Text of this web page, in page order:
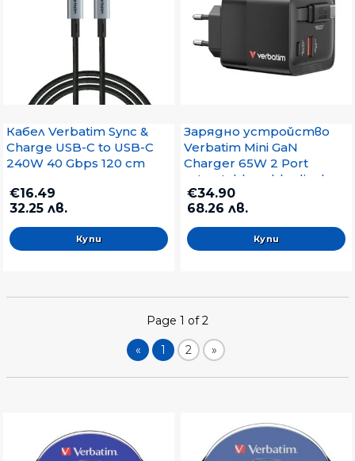
Кабел Verbatim Sync &
Charge USB-C to USB-C
240W 40 Gbps 120 cm
€16.49
32.25 лв.
Зарядно устройство
Verbatim Mini GaN
Charger 65W 2 Port
retractable cable display
US plugs with EU and UK
adaptors
€34.90
68.26 лв.
Page 1 of 2
« 1 2 »